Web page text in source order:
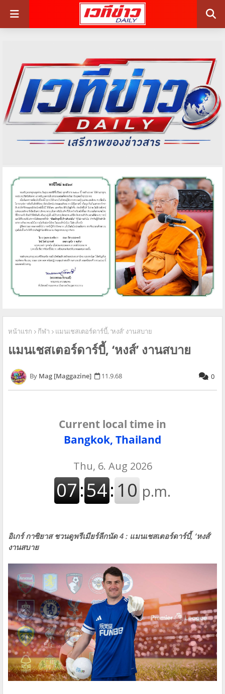
หน้าแรก กีฬา แมนเชสเตอร์ดาร์บี้, ‘หงส์’ งานสบาย
แมนเชสเตอร์ดาร์บี้, ‘หงส์’ งานสบาย
Mag [Maggazine] 11.9.68 0
Current local time in
Bangkok, Thailand
อิเกร์ กาซิยาส ชวนดูพรีเมียร์ลีกนัด 4 : แมนเชสเตอร์ดาร์บี้, ‘หงส์’
งานสบาย